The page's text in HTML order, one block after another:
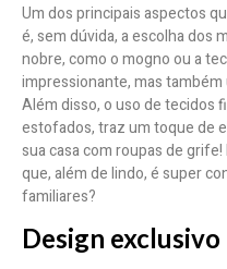
Um dos principais aspectos
é, sem dúvida, a escolha dos
nobre, como o mogno ou a
impressionante, mas
Além disso, o uso de tecidos
estofados, traz um toque de
sua casa com roupas de
que, além de lindo, é super
familiares?
Design exclusivo